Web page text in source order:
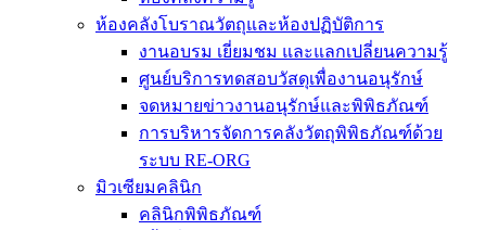
ห้องคลังโบราณวัตถุและห้องปฏิบัติการ
งานอบรม เยี่ยมชม และแลกเปลี่ยนความรู้
ศูนย์บริการทดสอบวัสดุเพื่องานอนุรักษ์
จดหมายข่าวงานอนุรักษ์และพิพิธภัณฑ์
การบริหารจัดการคลังวัตถุพิพิธภัณฑ์ด้วย
ระบบ RE-ORG
มิวเซียมคลินิก
คลินิกพิพิธภัณฑ์